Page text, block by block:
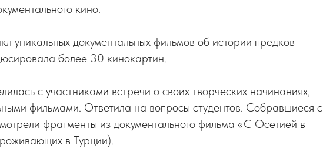
кино.
уникальных документальных фильмов об истории предков
более 30 кинокартин.
с участниками встречи о своих творческих начинаниях,
фильмами. Ответила на вопросы студентов. Собравшиеся с
фрагменты из документального фильма «С Осетией в
в Турции).